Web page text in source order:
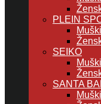
PLEIN
SEIKO
SANTA